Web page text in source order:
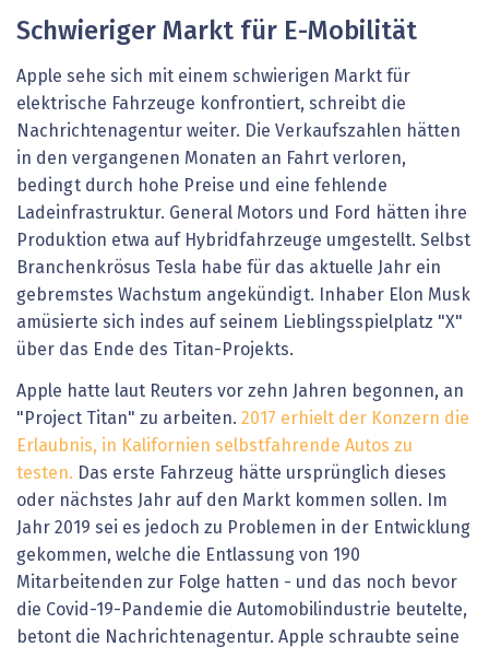
Schwieriger Markt für E-Mobilität
Apple sehe sich mit einem schwierigen Markt für
elektrische Fahrzeuge konfrontiert, schreibt die
Nachrichtenagentur weiter. Die Verkaufszahlen hätten
in den vergangenen Monaten an Fahrt verloren,
bedingt durch hohe Preise und eine fehlende
Ladeinfrastruktur. General Motors und Ford hätten ihre
Produktion etwa auf Hybridfahrzeuge umgestellt. Selbst
Branchenkrösus Tesla habe für das aktuelle Jahr ein
gebremstes Wachstum angekündigt. Inhaber Elon Musk
amüsierte sich indes auf seinem Lieblingsspielplatz "X"
über das Ende des Titan-Projekts.
Apple hatte laut Reuters vor zehn Jahren begonnen, an
"Project Titan" zu arbeiten. 2017 erhielt der Konzern die
Erlaubnis, in Kalifornien selbstfahrende Autos zu
testen. Das erste Fahrzeug hätte ursprünglich dieses
oder nächstes Jahr auf den Markt kommen sollen. Im
Jahr 2019 sei es jedoch zu Problemen in der Entwicklung
gekommen, welche die Entlassung von 190
Mitarbeitenden zur Folge hatten - und das noch bevor
die Covid-19-Pandemie die Automobilindustrie beutelte,
betont die Nachrichtenagentur. Apple schraubte seine